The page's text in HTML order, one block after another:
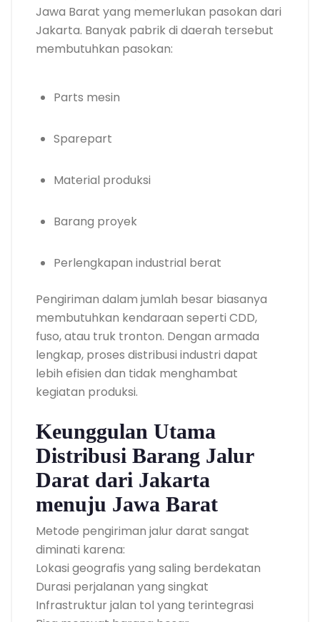
Jawa Barat yang memerlukan pasokan dari
Jakarta. Banyak pabrik di daerah tersebut
membutuhkan pasokan:
Parts mesin
Sparepart
Material produksi
Barang proyek
Perlengkapan industrial berat
Pengiriman dalam jumlah besar biasanya
membutuhkan kendaraan seperti CDD,
fuso, atau truk tronton. Dengan armada
lengkap, proses distribusi industri dapat
lebih efisien dan tidak menghambat
kegiatan produksi.
Keunggulan Utama
Distribusi Barang Jalur
Darat dari Jakarta
menuju Jawa Barat
Metode pengiriman jalur darat sangat
diminati karena:
Lokasi geografis yang saling berdekatan
Durasi perjalanan yang singkat
Infrastruktur jalan tol yang terintegrasi